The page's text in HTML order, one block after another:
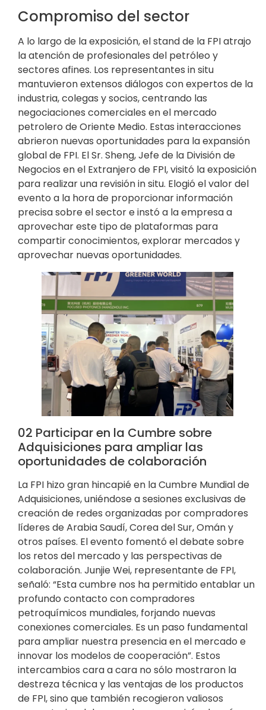
Compromiso del sector
A lo largo de la exposición, el stand de la FPI atrajo
la atención de profesionales del petróleo y
sectores afines. Los representantes in situ
mantuvieron extensos diálogos con expertos de la
industria, colegas y socios, centrando las
negociaciones comerciales en el mercado
petrolero de Oriente Medio. Estas interacciones
abrieron nuevas oportunidades para la expansión
global de FPI. El Sr. Sheng, Jefe de la División de
Negocios en el Extranjero de FPI, visitó la exposición
para realizar una revisión in situ. Elogió el valor del
evento a la hora de proporcionar información
precisa sobre el sector e instó a la empresa a
aprovechar este tipo de plataformas para
compartir conocimientos, explorar mercados y
aprovechar nuevas oportunidades.
02 Participar en la Cumbre sobre
Adquisiciones para ampliar las
oportunidades de colaboración
La FPI hizo gran hincapié en la Cumbre Mundial de
Adquisiciones, uniéndose a sesiones exclusivas de
creación de redes organizadas por compradores
líderes de Arabia Saudí, Corea del Sur, Omán y
otros países. El evento fomentó el debate sobre
los retos del mercado y las perspectivas de
colaboración. Junjie Wei, representante de FPI,
señaló: “Esta cumbre nos ha permitido entablar un
profundo contacto con compradores
petroquímicos mundiales, forjando nuevas
conexiones comerciales. Es un paso fundamental
para ampliar nuestra presencia en el mercado e
innovar los modelos de cooperación”. Estos
intercambios cara a cara no sólo mostraron la
destreza técnica y las ventajas de los productos
de FPI, sino que también recogieron valiosos